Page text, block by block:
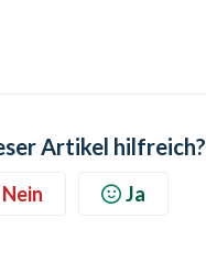
Artikel hilfreich?
Nein Ja